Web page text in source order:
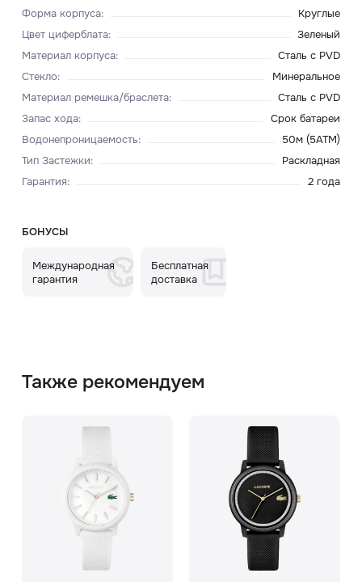
Форма корпуса:
Круглые
Цвет циферблата:
Зеленый
Материал корпуса:
Сталь с PVD
Стекло:
Минеральное
Материал ремешка/браслета:
Сталь с PVD
Запас хода:
Срок батареи
Водонепроницаемость:
50м (5ATM)
Тип Застежки:
Раскладная
Гарантия: 2 года
БОНУСЫ
Международная
гарантия
Бесплатная
доставка
Также рекомендуем